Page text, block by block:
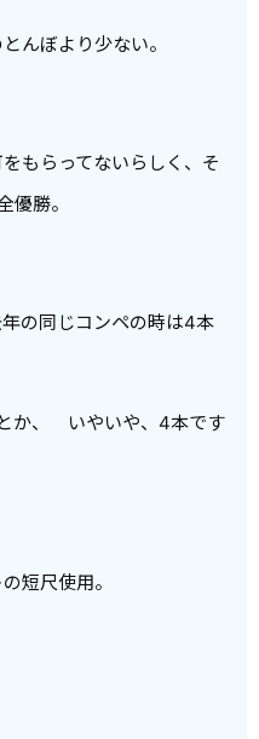
んぼより少ない。
もらってないらしく、そ
優勝。
の同じコンペの時は4本
か、 いやいや、4本です
短尺使用。